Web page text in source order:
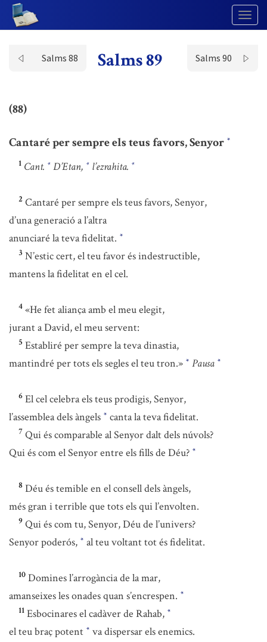
Salms 88 Salms 89 Salms 90
(88)
Cantaré per sempre els teus favors, Senyor *
1 Cant. * D’Etan, * l’ezrahita. *
2 Cantaré per sempre els teus favors, Senyor,
d’una generació a l’altra
anunciaré la teva fidelitat. *
3 N’estic cert, el teu favor és indestructible,
mantens la fidelitat en el cel.
4 «He fet aliança amb el meu elegit,
jurant a David, el meu servent:
5 Establiré per sempre la teva dinastia,
mantindré per tots els segles el teu tron.» * Pausa *
6 El cel celebra els teus prodigis, Senyor,
l’assemblea dels àngels * canta la teva fidelitat.
7 Qui és comparable al Senyor dalt dels núvols?
Qui és com el Senyor entre els fills de Déu? *
8 Déu és temible en el consell dels àngels,
més gran i terrible que tots els qui l’envolten.
9 Qui és com tu, Senyor, Déu de l’univers?
Senyor poderós, * al teu voltant tot és fidelitat.
10 Domines l’arrogància de la mar,
amanseixes les onades quan s’encrespen. *
11 Esbocinares el cadàver de Rahab, *
el teu braç potent * va dispersar els enemics.